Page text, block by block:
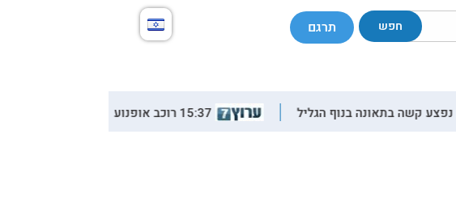
חפש תרגם
15:37 רוכב אופנוע בן 25 נפצע קשה מפגיעת רכב בנוף הגליל